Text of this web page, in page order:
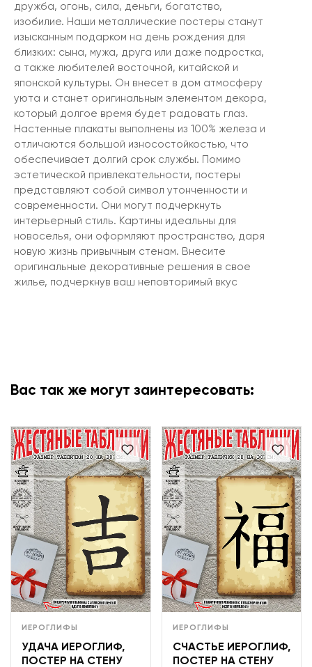
дружба, огонь, сила, деньги, богатство,
изобилие. Наши металлические постеры станут
изысканным подарком на день рождения для
близких: сына, мужа, друга или даже подростка,
а также любителей восточной, китайской и
японской культуры. Он внесет в дом атмосферу
уюта и станет оригинальным элементом декора,
который долгое время будет радовать глаз.
Настенные плакаты выполнены из 100% железа и
отличаются большой износостойкостью, что
обеспечивает долгий срок службы. Помимо
эстетической привлекательности, постеры
представляют собой символ утонченности и
современности. Они могут подчеркнуть
интерьерный стиль. Картины идеальны для
новоселья, они оформляют пространство, даря
новую жизнь привычным стенам. Внесите
оригинальные декоративные решения в свое
жилье, подчеркнув ваш неповторимый вкус
Вас так же могут заинтересовать:
ИЕРОГЛИФЫ
УДАЧА ИЕРОГЛИФ,
ПОСТЕР НА СТЕНУ
ИЕРОГЛИФЫ
СЧАСТЬЕ ИЕРОГЛИФ,
ПОСТЕР НА СТЕНУ